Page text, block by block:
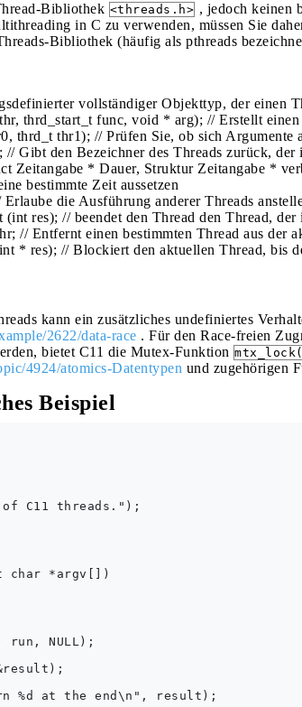
Bibliothek <threads.h> , jedoch keinen
in C zu verwenden, müssen Sie
Bibliothek (häufig als pthreads
vollständiger Objekttyp, der einen
thrd_start_t func, void * arg); // Erstellt einen
thrd_t thr1); // Prüfen Sie, ob sich Argumente
Gibt den Bezeichner des Threads zurück, der
Zeitangabe * Dauer, Struktur Zeitangabe *
bestimmte Zeit aussetzen
die Ausführung anderer Threads
(int res); // beendet den Thread den Thread,
// Entfernt einen bestimmten Thread aus der
* res); // Blockiert den aktuellen Thread, bis
kann ein zusätzliches undefiniertes
2622/data-race . Für den Race-freien
bietet C11 die Mutex-Funktion
4924/atomics-Datentypen und zugehörigen
Beispiel
C11 threads.");
char *argv[])
run, NULL);
%d at the end\n", result);